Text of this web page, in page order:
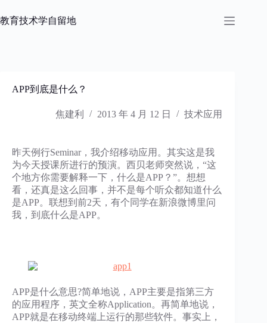
过
教育技术学自留地
APP到底是什么？
焦建利 2013 年 4 月 12 日 技术应用
昨天例行Seminar，我介绍移动应用。其实这是我
为今天授课所进行的预演。西贝老师突然说，“这
个地方你需要解释一下，什么是APP？”。想想
看，还真是这么回事，并不是每个听众都知道什么
是APP。联想到前2天，有个同学在新浪微博里问
我，到底什么是APP。
APP是什么意思?简单地说，APP主要是指第三方
的应用程序，英文全称Application。再简单地说，
APP就是在移动终端上运行的那些软件。事实上，